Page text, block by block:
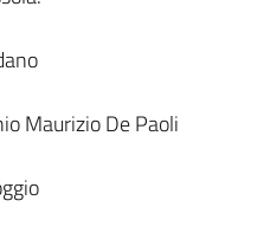
Maurizio De Paoli